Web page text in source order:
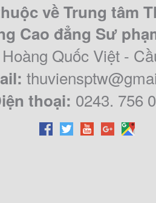
PHẠM TRUNG
– 2024
về Trung tâm
Cao đẳng Sư
Quốc Việt -
thoại: 0243. 756